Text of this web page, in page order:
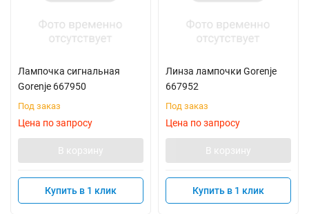
Лампочка сигнальная
Gorenje 667950
Под заказ
Цена по запросу
В корзину
Купить в 1 клик
Линза лампочки Gorenje
667952
Под заказ
Цена по запросу
В корзину
Купить в 1 клик